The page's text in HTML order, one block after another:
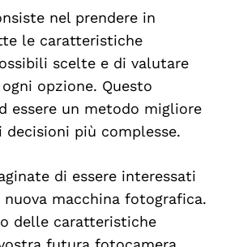
nel prendere in
le caratteristiche
scelte e di valutare
opzione. Questo
essere un metodo migliore
più complesse.
di essere interessati
nuova macchina fotografica.
delle caratteristiche